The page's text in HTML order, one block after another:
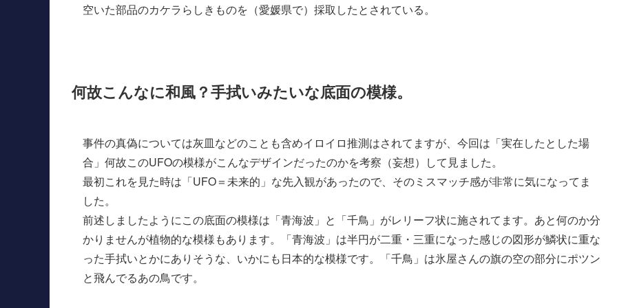
空いた部品のカケラらしきものを（愛媛県で）採取したとされている。
何故こんなに和風？手拭いみたいな底面の模様。
事件の真偽については灰皿などのことも含めイロイロ推測はされてますが、今回は「実在したとした場
合」何故このUFOの模様がこんなデザインだったのかを考察（妄想）して見ました。
最初これを見た時は「UFO＝未来的」な先入観があったので、そのミスマッチ感が非常に気になってま
した。
前述しましたようにこの底面の模様は「青海波」と「千鳥」がレリーフ状に施されてます。あと何のか分
かりませんが植物的な模様もあります。「青海波」は半円が二重・三重になった感じの図形が鱗状に重な
った手拭いとかにありそうな、いかにも日本的な模様です。「千鳥」は氷屋さんの旗の空の部分にポツン
と飛んでるあの鳥です。